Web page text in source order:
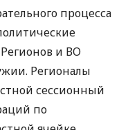
процесса
и ВО
Регионалы
сессионный
по